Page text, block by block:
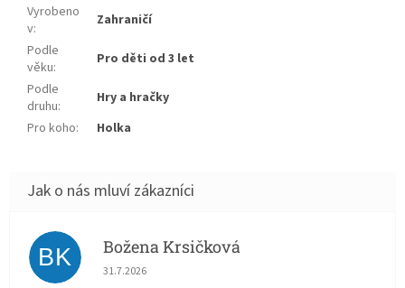
Vyrobeno
v:
Zahraničí
Podle
věku:
Pro děti od 3 let
Podle
druhu:
Hry a hračky
Pro koho: Holka
BK Božena Krsičková
Hodnocení obchodu je 5 z 5 hvězdiček.
31.7.2026